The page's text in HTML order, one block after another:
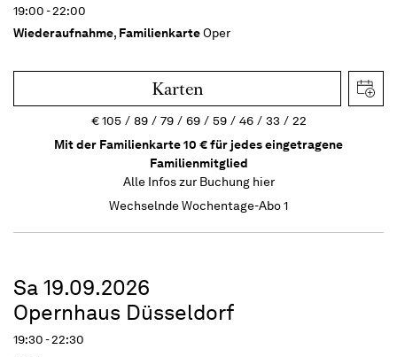
19:00 - 22:00
Wiederaufnahme, FamilienkarteOper
Karten
€105 89 79 69 59 46 33
22
Mit der Familienkarte 10 € für jedes eingetragene
Familienmitglied
Alle Infos zur Buchung hier
Wechselnde Wochentage-Abo 1
Sa 19.09.2026
Opernhaus Düsseldorf
19:30 - 22:30